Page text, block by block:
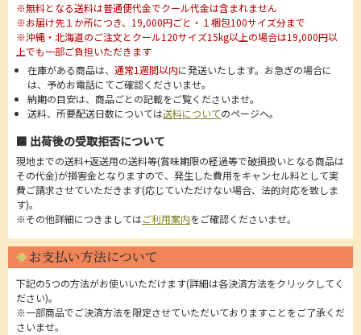
※無料となる送料は普通便代金でクール代金は含まれません
※お届け先１か所につき、19,000円ごと・１梱包100サイズ分まで
※沖縄・北海道のご注文とクール120サイズ15kg以上の場合は19,000円以
上でも一部ご負担いただきます
在庫がある商品は、通常1週間以内に発送いたします。お急ぎの場合に
は、予めお電話にてご確認くださいませ。
納期の目安は、商品ごとの記載をご覧くださいませ。
送料、所要配送日数については送料についてのページへ。
■ 出荷後の受取拒否について
現地までの送料+返送用の送料等(賞味期限の経過等で破損扱いとなる商品は
その代金)が損害金となりますので、発生した費用をキャンセル料として実
費ご請求させていただきます(応じていただけない場合、法的対応を致しま
す)。
※その他詳細につきましてはご利用案内をご確認くださいませ。
お支払い方法について
下記の5つの方法がお使いいただけます(詳細は各決済方法をクリックしてく
ださい)。
※一部商品でご決済方法を限定させていただいておりますことをご了承くだ
さいませ。